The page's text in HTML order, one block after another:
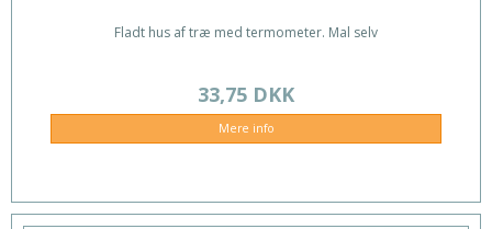
Fladt hus af træ med termometer. Mal selv
33,75 DKK
Mere info